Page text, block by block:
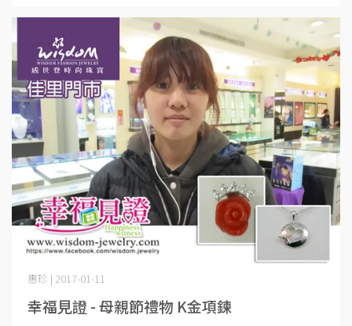
幸福見證 - 母親節禮物 K金項鍊
惠珍 | 2017-01-11